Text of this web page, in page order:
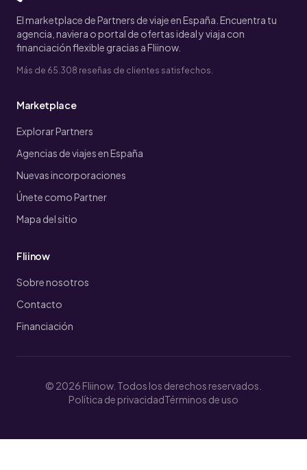
El marketplace de Partners de viaje en España. Encuentra tu
agencia, naviera o portal de ofertas ideal y viaja con
financiación flexible gracias a Fliinow.
Más de 65.308 reseñas de clientes satisfechos.
Marketplace
Explorar Partners
Agencias de viajes en España
Nuevas incorporaciones
Únete como Partner
Mapa del sitio
Fliinow
Sobre nosotros
Contacto
Financiación
© 2026 Fliinow. Todos los derechos reservados.
Política de privacidadTérminos de uso